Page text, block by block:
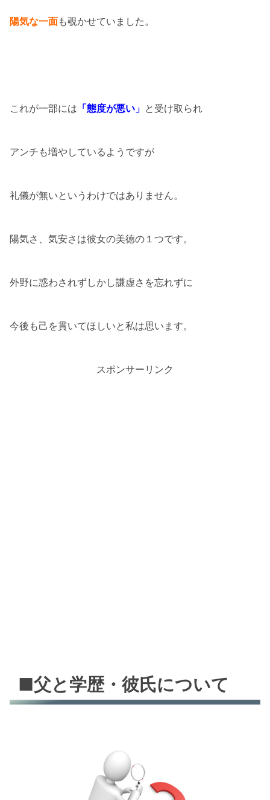
陽気な一面も覗かせていました。
これが一部には 「態度が悪い」 と受け取られ
アンチも増やしているようですが
礼儀が無いというわけではありません。
陽気さ、気安さは彼女の美徳の１つです。
外野に惑わされずしかし謙虚さを忘れずに
今後も己を貫いてほしいと私は思います。
スポンサーリンク
■父と学歴・彼氏について